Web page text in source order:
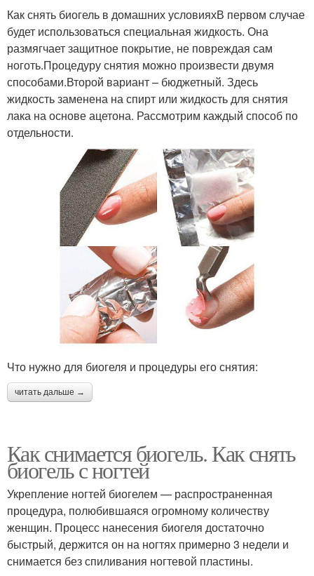
Как снять биогель в домашних условияхВ первом случае
будет использоваться специальная жидкость. Она
размягчает защитное покрытие, не повреждая сам
ноготь.Процедуру снятия можно произвести двумя
способами.Второй вариант – бюджетный. Здесь
жидкость заменена на спирт или жидкость для снятия
лака на основе ацетона. Рассмотрим каждый способ по
отдельности.
Что нужно для биогеля и процедуры его снятия:
читать дальше →
Как снимается биогель. Как снять
биогель с ногтей
Укрепление ногтей биогелем — распространенная
процедура, полюбившаяся огромному количеству
женщин. Процесс нанесения биогеля достаточно
быстрый, держится он на ногтях примерно 3 недели и
снимается без спиливания ногтевой пластины.